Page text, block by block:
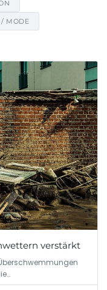
/ MODE
verstärkt